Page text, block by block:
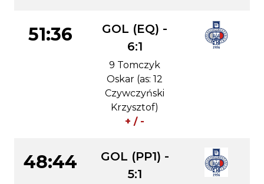
51:36
GOL (EQ) -
6:1
9 Tomczyk
Oskar (as: 12
Czywczyński
Krzysztof)
+ / -
48:44
GOL (PP1) -
5:1